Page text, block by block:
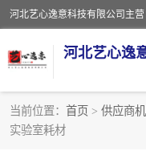
河北艺心逸
当前位置： 首页 > 供应商机
实验室耗材
固相萃取柱